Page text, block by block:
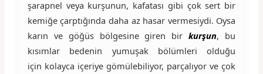
şarapnel veya kurşunun, kafatası gibi çok sert bir
kemiğe çarptığında daha az hasar vermesiydi. Oysa
karın ve göğüs bölgesine giren birkurşun, bu
kısımlar bedenin yumuşak bölümleri olduğu
için kolayca içeriye gömülebiliyor, parçalıyor ve çok